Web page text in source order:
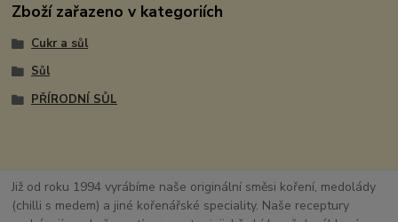
Zboží zařazeno v kategoriích
Cukr a sůl
Sůl
PŘÍRODNÍ SŮL
Již od roku 1994 vyrábíme naše originální směsi koření, medolády
(chilli s medem) a jiné kořenářské speciality. Naše receptury